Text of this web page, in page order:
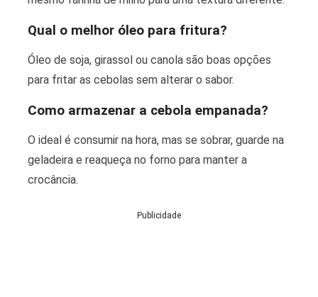
Qual o melhor óleo para fritura?
Óleo de soja, girassol ou canola são boas opções
para fritar as cebolas sem alterar o sabor.
Como armazenar a cebola empanada?
O ideal é consumir na hora, mas se sobrar, guarde na
geladeira e reaqueça no forno para manter a
crocância.
Publicidade